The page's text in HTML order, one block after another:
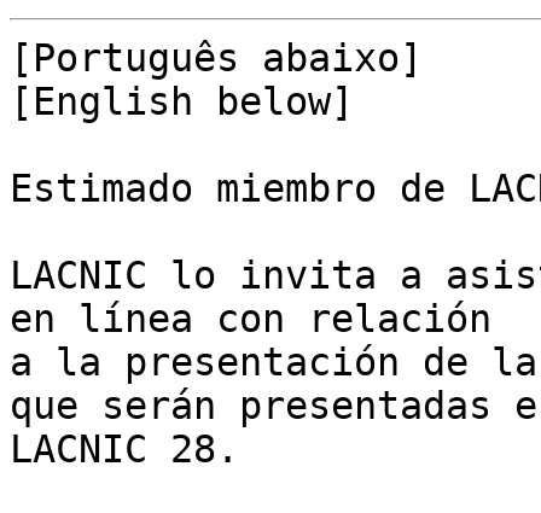
[Português abaixo]
[English below]
Estimado miembro de
LACNIC lo invita a
en línea con relación
a la presentación de
que serán presentadas
LACNIC 28.